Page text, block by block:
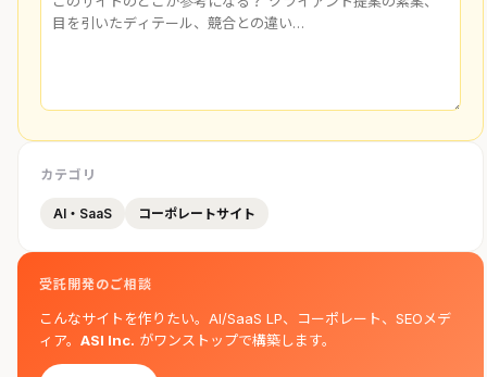
カテゴリ
AI・SaaS コーポレートサイト
受託開発のご相談
こんなサイトを作りたい。AI/SaaS LP、コーポレート、SEOメデ
ィア。 ASI Inc. がワンストップで構築します。